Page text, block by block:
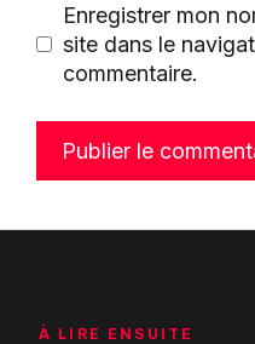
Enregistrer mon
site dans le
commentaire.
À LIRE ENSUITE